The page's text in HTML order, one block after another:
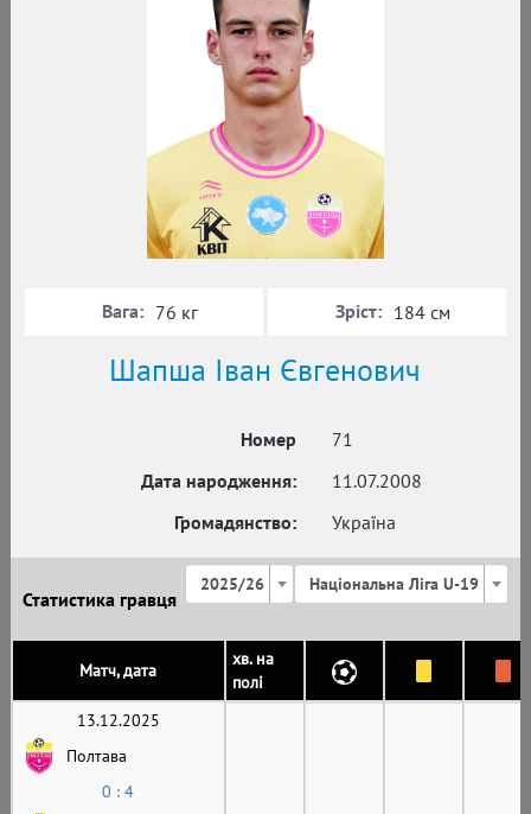
Шапша Іван Євгенович
Номер
71
Дата народження:
11.07.2008
Громадянство:
Україна
Вага: 76 кг Зріст: 184 см
Статистика гравця
2025/26 Національна Ліга U-19
Матч, дата
хв. на
полі
13.12.2025
Полтава
0 : 4